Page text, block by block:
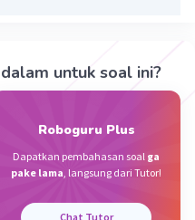
= 20 dan jari-jari (r) =
untuk soal ini?
Roboguru Plus
Dapatkan pembahasan soal ga
pake lama, langsung dari Tutor!
Chat Tutor